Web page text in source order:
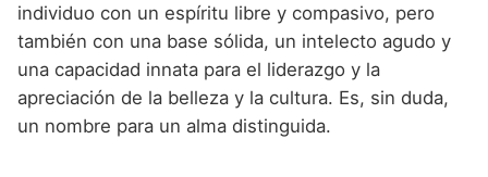
individuo con un espíritu libre y compasivo, pero
también con una base sólida, un intelecto agudo y
una capacidad innata para el liderazgo y la
apreciación de la belleza y la cultura. Es, sin duda,
un nombre para un alma distinguida.